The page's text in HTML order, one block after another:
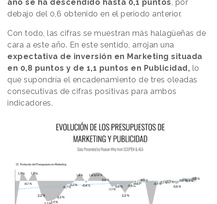
año se ha descendido hasta 0,1 puntos, por
debajo del 0,6 obtenido en el periodo anterior.
Con todo, las cifras se muestran más halagüeñas de
cara a este año. En este sentido, arrojan una
expectativa de inversión en Marketing situada
en 0,8 puntos y de 1,1 puntos en Publicidad, lo
que supondría el encadenamiento de tres oleadas
consecutivas de cifras positivas para ambos
indicadores.